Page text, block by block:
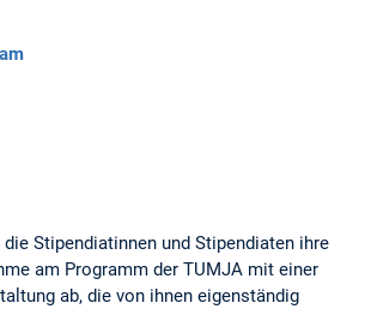
Stipendiatinnen und Stipendiaten ihre
am Programm der TUMJA mit einer
ab, die von ihnen eigenständig